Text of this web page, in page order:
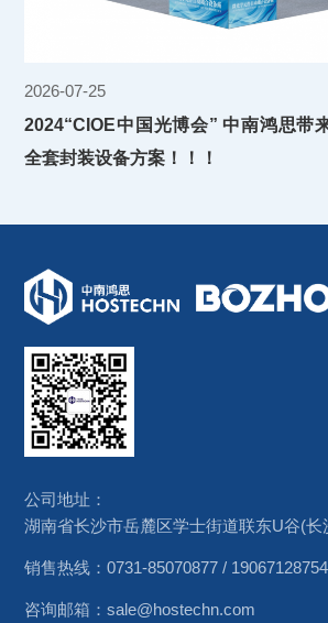
2026-07-25
2024“CIOE中国光博会” 中南鸿思带
全套封装设备方案！！！
公司地址：
湖南省长沙市岳麓区学士街道联东U谷(长
销售热线：0731-85070877 / 19067128754
咨询邮箱：sale@hostechn.com